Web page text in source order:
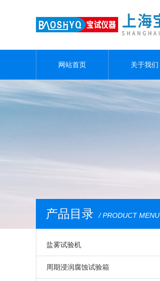
网站首页 关于我们
产品目录 / PRODUCT MENU
盐雾试验机
盐雾箱
周期浸润腐蚀试验箱